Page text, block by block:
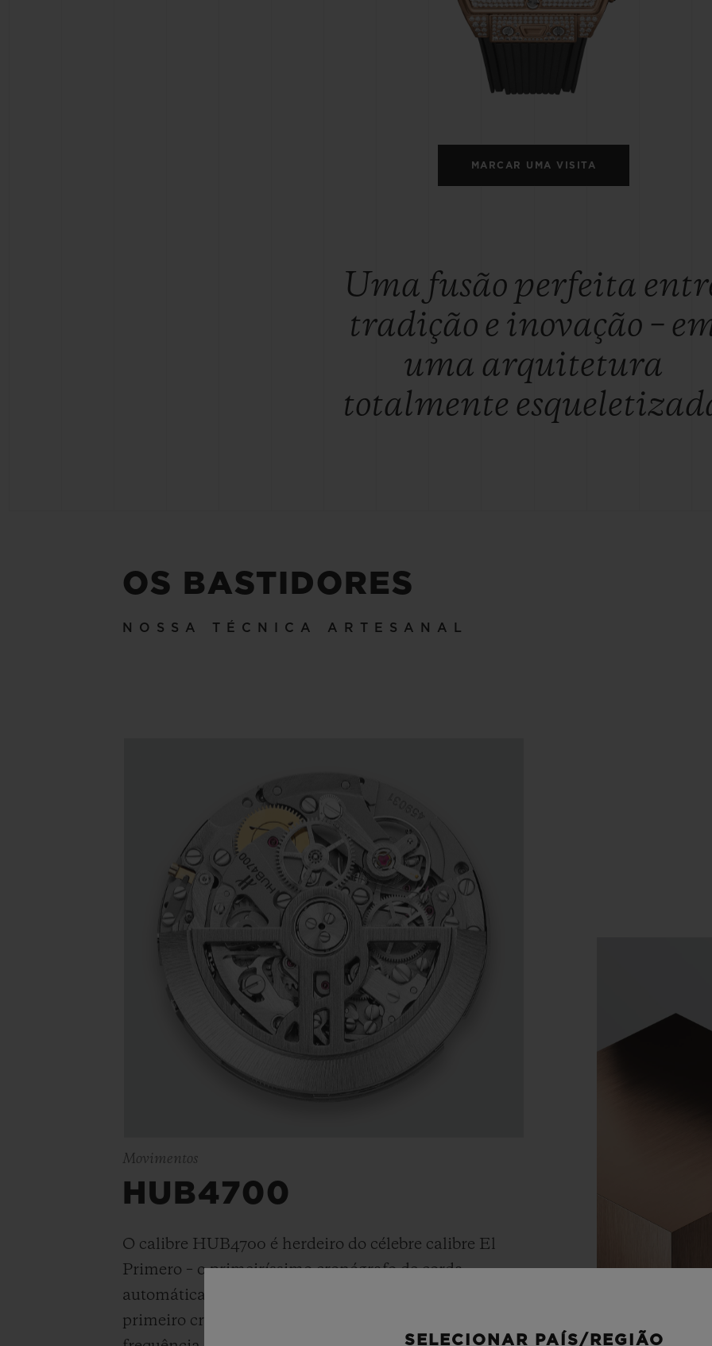
MARCAR UMA VISITA
Uma fusão perfeita
tradição e inovação –
uma arquitetura
totalmente
OS BASTIDORES
NOSSA TÉCNICA ARTESANAL
Movimentos
HUB4700
O calibre HUB4700 é herdeiro do célebre calibre El
Primero – o primeiríssimo cronógrafo de corda
automática de tipo integrado (1969), que foi também o
primeiro cronógrafo mecânico dotado de uma
SELECIONAR PAÍS/REGIÃO
BIG BANG
PEACH CERAMIC
ENTREGA PROGRAMADA ENTREGA E